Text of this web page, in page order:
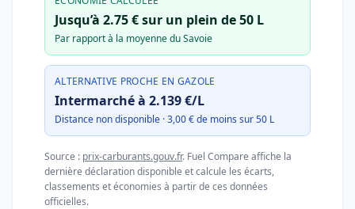
Jusqu’à 2.75 € sur un plein de 50 L
Par rapport à la moyenne du Savoie
ALTERNATIVE PROCHE EN GAZOLE
Intermarché à 2.139 €/L
Distance non disponible · 3,00 € de moins sur 50 L
Source : prix-carburants.gouv.fr. Fuel Compare affiche la
dernière déclaration disponible et calcule les écarts,
classements et économies à partir de ces données
officielles.